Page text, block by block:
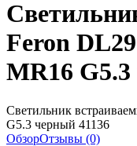
Feron
MR16
Светильник
G5.3 черный 41136
ОбзорОтзывы (0)